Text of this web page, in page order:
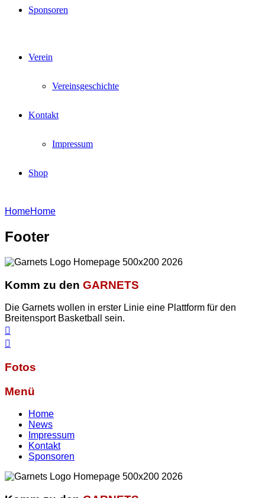
Sponsoren
Verein
Vereinsgeschichte
Kontakt
Impressum
Shop
HomeHome
Footer
Komm zu den GARNETS
Die Garnets wollen in erster Linie eine Plattform für den
Breitensport Basketball sein.
Fotos
Menü
Home
News
Impressum
Kontakt
Sponsoren